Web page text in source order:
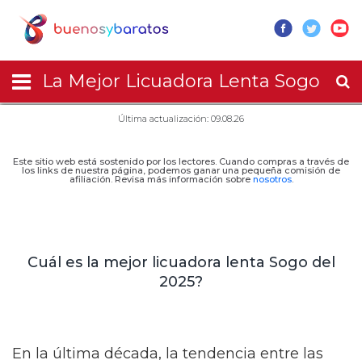
La Mejor Licuadora Lenta Sogo
Última actualización: 09.08.26
Este sitio web está sostenido por los lectores. Cuando compras a través de
los links de nuestra página, podemos ganar una pequeña comisión de
afiliación. Revisa más información sobre nosotros.
Cuál es la mejor licuadora lenta Sogo del
2025?
En la última década, la tendencia entre las